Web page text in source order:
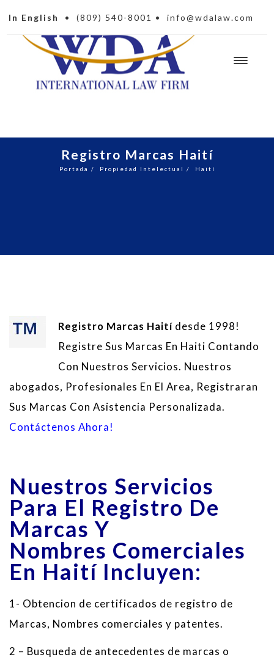
In English • (809) 540-8001 • info@wdalaw.com
Registro Marcas Haití
Portada / Propiedad Intelectual / Haití
Registro Marcas Haití desde 1998!
Registre Sus Marcas En Haiti Contando
Con Nuestros Servicios. Nuestros
abogados, Profesionales En El Area, Registraran
Sus Marcas Con Asistencia Personalizada.
Contáctenos Ahora!
Nuestros Servicios
Para El Registro De
Marcas Y
Nombres Comerciales
En Haití Incluyen:
1- Obtencion de certificados de registro de
Marcas, Nombres comerciales y patentes.
2 – Busqueda de antecedentes de marcas o